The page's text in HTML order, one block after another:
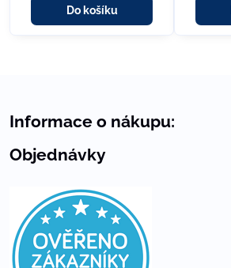
Do košíku
Informace o nákupu:
Objednávky